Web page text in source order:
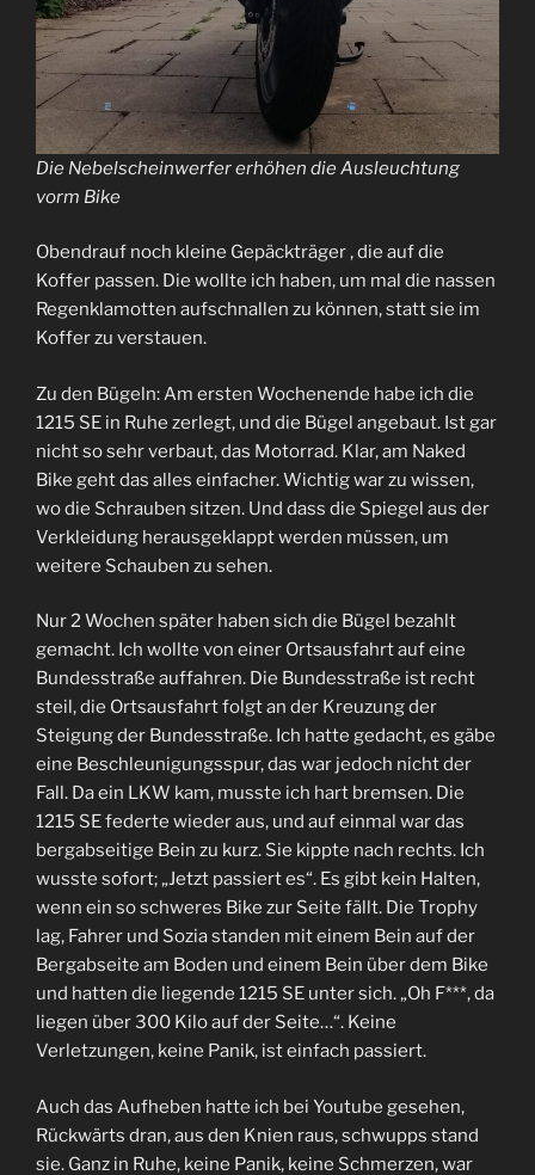
Die Nebelscheinwerfer erhöhen die Ausleuchtung
vorm Bike
Obendrauf noch kleine Gepäckträger , die auf die
Koffer passen. Die wollte ich haben, um mal die nassen
Regenklamotten aufschnallen zu können, statt sie im
Koffer zu verstauen.
Zu den Bügeln: Am ersten Wochenende habe ich die
1215 SE in Ruhe zerlegt, und die Bügel angebaut. Ist gar
nicht so sehr verbaut, das Motorrad. Klar, am Naked
Bike geht das alles einfacher. Wichtig war zu wissen,
wo die Schrauben sitzen. Und dass die Spiegel aus der
Verkleidung herausgeklappt werden müssen, um
weitere Schauben zu sehen.
Nur 2 Wochen später haben sich die Bügel bezahlt
gemacht. Ich wollte von einer Ortsausfahrt auf eine
Bundesstraße auffahren. Die Bundesstraße ist recht
steil, die Ortsausfahrt folgt an der Kreuzung der
Steigung der Bundesstraße. Ich hatte gedacht, es gäbe
eine Beschleunigungsspur, das war jedoch nicht der
Fall. Da ein LKW kam, musste ich hart bremsen. Die
1215 SE federte wieder aus, und auf einmal war das
bergabseitige Bein zu kurz. Sie kippte nach rechts. Ich
wusste sofort; „Jetzt passiert es“. Es gibt kein Halten,
wenn ein so schweres Bike zur Seite fällt. Die Trophy
lag, Fahrer und Sozia standen mit einem Bein auf der
Bergabseite am Boden und einem Bein über dem Bike
und hatten die liegende 1215 SE unter sich. „Oh F***, da
liegen über 300 Kilo auf der Seite…“. Keine
Verletzungen, keine Panik, ist einfach passiert.
Auch das Aufheben hatte ich bei Youtube gesehen,
Rückwärts dran, aus den Knien raus, schwupps stand
sie. Ganz in Ruhe, keine Panik, keine Schmerzen, war